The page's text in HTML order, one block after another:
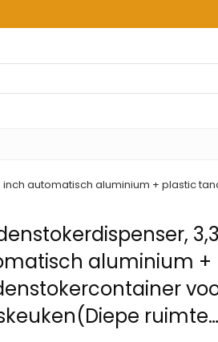
automatisch aluminium + plastic
aluminium +
ruimte…